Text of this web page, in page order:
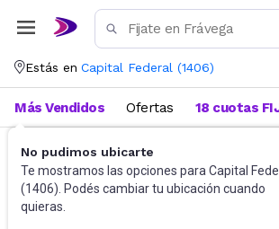
Estás en Capital Federal (1406)
No pudimos ubicarte
Te mostramos las opciones para Capital
(1406). Podés cambiar tu ubicación cuando
quieras.
Más Vendidos Ofertas 18 cuotas
Iluminación Cabezales móviles